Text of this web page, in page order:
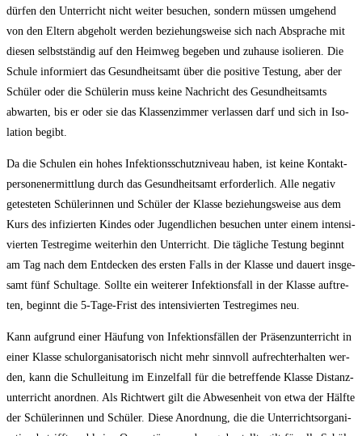
dür­fen den Unter­richt nicht wei­ter besu­chen, son­dern müs­sen umge­hend
von den Eltern abge­holt wer­den bezie­hungs­wei­se sich nach Abspra­che mit
die­sen selbst­stän­dig auf den Heim­weg bege­ben und zuhau­se iso­lie­ren. Die
Schu­le infor­miert das Gesund­heits­amt über die posi­ti­ve Tes­tung, aber der
Schü­ler oder die Schü­le­rin muss kei­ne Nach­richt des Gesund­heits­amts
abwar­ten, bis er oder sie das Klas­sen­zim­mer ver­las­sen darf und sich in Iso­
la­ti­on begibt.
Da die Schu­len ein hohes Infek­ti­ons­schutz­ni­veau haben, ist kei­ne Kon­takt­
per­so­nen­er­mitt­lung durch das Gesund­heits­amt erfor­der­lich. Alle nega­tiv
getes­te­ten Schü­le­rin­nen und Schü­ler der Klas­se bezie­hungs­wei­se aus dem
Kurs des infi­zier­ten Kin­des oder Jugend­li­chen besu­chen unter einem inten­si­
vier­ten Test­re­gime wei­ter­hin den Unter­richt. Die täg­li­che Tes­tung beginnt
am Tag nach dem Ent­de­cken des ers­ten Falls in der Klas­se und dau­ert ins­ge­
samt fünf Schul­ta­ge. Soll­te ein wei­te­rer Infek­ti­ons­fall in der Klas­se auf­tre­
ten, beginnt die 5‑Ta­ge-Frist des inten­si­vier­ten Test­re­gimes neu.
Kann auf­grund einer Häu­fung von Infek­ti­ons­fäl­len der Prä­senz­un­ter­richt in
einer Klas­se schul­or­ga­ni­sa­to­risch nicht mehr sinn­voll auf­recht­erhal­ten wer­
den, kann die Schul­lei­tung im Ein­zel­fall für die betref­fen­de Klas­se Distanz­
un­ter­richt anord­nen. Als Richt­wert gilt die Abwe­sen­heit von etwa der Hälf­te
der Schü­le­rin­nen und Schü­ler. Die­se Anord­nung, die die Unter­richts­or­ga­ni­